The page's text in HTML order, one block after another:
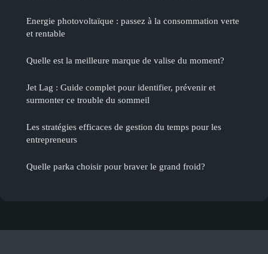
Energie photovoltaïque : passez à la consommation verte
et rentable
Quelle est la meilleure marque de valise du moment?
Jet Lag : Guide complet pour identifier, prévenir et
surmonter ce trouble du sommeil
Les stratégies efficaces de gestion du temps pour les
entrepreneurs
Quelle parka choisir pour braver le grand froid?